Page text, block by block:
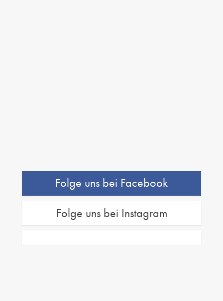
Folge uns bei Facebook
Folge uns bei Instagram